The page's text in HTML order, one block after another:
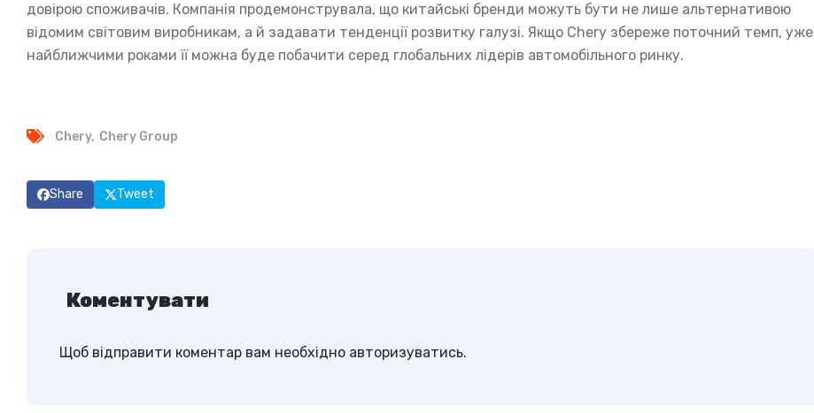
довірою споживачів. Компанія продемонструвала, що китайські бренди можуть бути не лише альтернативою
відомим світовим виробникам, а й задавати тенденції розвитку галузі. Якщо Chery збереже поточний темп, уже
найближчими роками її можна буде побачити серед глобальних лідерів автомобільного ринку.
Chery Chery Group
Share Tweet
Коментувати
Щоб відправити коментар вам необхідно авторизуватись.